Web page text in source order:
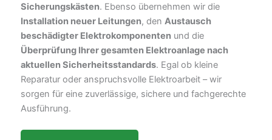
Sicherungskästen. Ebenso übernehmen wir die
Installation neuer Leitungen, den Austausch
beschädigter Elektrokomponenten und die
Überprüfung Ihrer gesamten Elektroanlage nach
aktuellen Sicherheitsstandards. Egal ob kleine
Reparatur oder anspruchsvolle Elektroarbeit – wir
sorgen für eine zuverlässige, sichere und fachgerechte
Ausführung.